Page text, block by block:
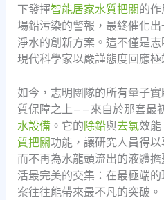
下發揮智能居家水質把關的
場鉛污染的警報，最終催化
淨水的創新方案。這不僅是
現代科學家以嚴謹態度回應極
如今，志明團隊的所有量子
質保障之上——來自於那套最
水設備 。它的除鉛與去氯效能
質把關功能，讓研究人員得
而不再為水龍頭流出的液體
活最完美的交集：在最極端
案往往能帶來最不凡的突破。